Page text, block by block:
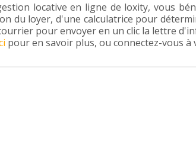
locative en ligne de loxity, vous
du loyer, d'une calculatrice pour
pour envoyer en un clic la lettre
pour en savoir plus, ou connectez-vous